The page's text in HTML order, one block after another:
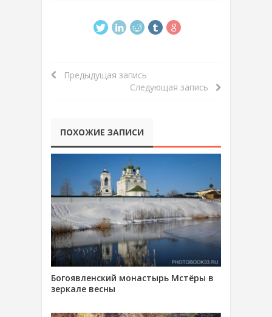
Предыдущая запись
Следующая запись
ПОХОЖИЕ ЗАПИСИ
Богоявленский монастырь Мстёры в
зеркале весны